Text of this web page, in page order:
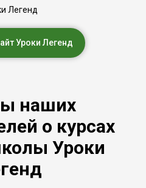
Легенд
Уроки Легенд
наших
о курсах
Уроки